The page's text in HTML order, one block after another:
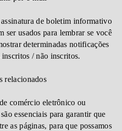
de boletim informativo
ser usados ​​para lembrar se você
determinadas notificações
/ não inscritos.
relacionados
comércio eletrônico ou
essenciais para garantir que
as páginas, para que possamos